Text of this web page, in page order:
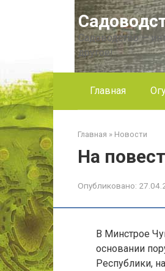
Садоводство —
другое!
Главная
Главная » Новости
На
Опубликовано:
В Минстрое
основании
Республики,